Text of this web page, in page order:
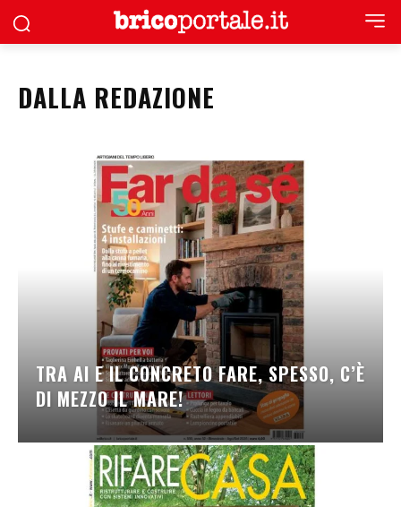
DALLA REDAZIONE
TRA AI E IL CONCRETO FARE, SPESSO, C’È
DI MEZZO IL MARE!